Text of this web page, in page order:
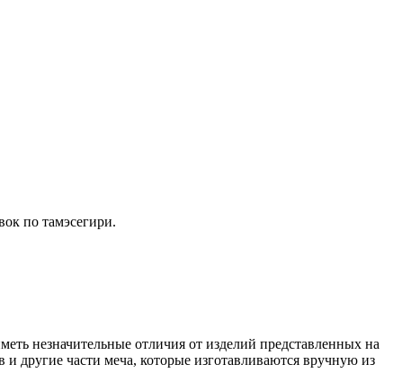
по тамэсегири.
незначительные отличия от изделий представленных на
другие части меча, которые изготавливаются вручную из